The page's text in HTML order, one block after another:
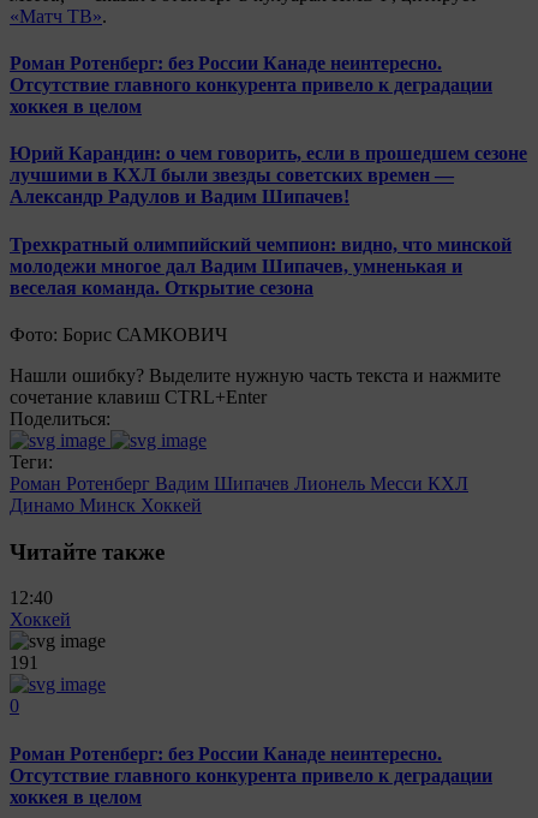
«Матч ТВ».
Роман Ротенберг: без России Канаде неинтересно.
Отсутствие главного конкурента привело к деградации
хоккея в целом
Юрий Карандин: о чем говорить, если в прошедшем сезоне
лучшими в КХЛ были звезды советских времен —
Александр Радулов и Вадим Шипачев!
Трехкратный олимпийский чемпион: видно, что минской
молодежи многое дал Вадим Шипачев, умненькая и
веселая команда. Открытие сезона
Фото: Борис САМКОВИЧ
Нашли ошибку? Выделите нужную часть текста и нажмите
сочетание клавиш CTRL+Enter
Поделиться:
Теги:
Роман Ротенберг Вадим Шипачев Лионель Месси КХЛ
Динамо Минск Хоккей
Читайте также
12:40
Хоккей
191
0
Роман Ротенберг: без России Канаде неинтересно.
Отсутствие главного конкурента привело к деградации
хоккея в целом